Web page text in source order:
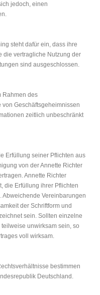
jedoch, einen
steht dafür ein, dass ihre
die vertragliche Nutzung der
sind ausgeschlossen.
Rahmen des
Geschäftsgeheimnissen
zeitlich unbeschränkt
Erfüllung seiner Pflichten aus
von der Annette Richter
Annette Richter
die Erfüllung ihrer Pflichten
Abweichende Vereinbarungen
der Schriftform und
sein. Sollten einzelne
unwirksam sein, so
voll wirksam.
bestimmen
Deutschland.